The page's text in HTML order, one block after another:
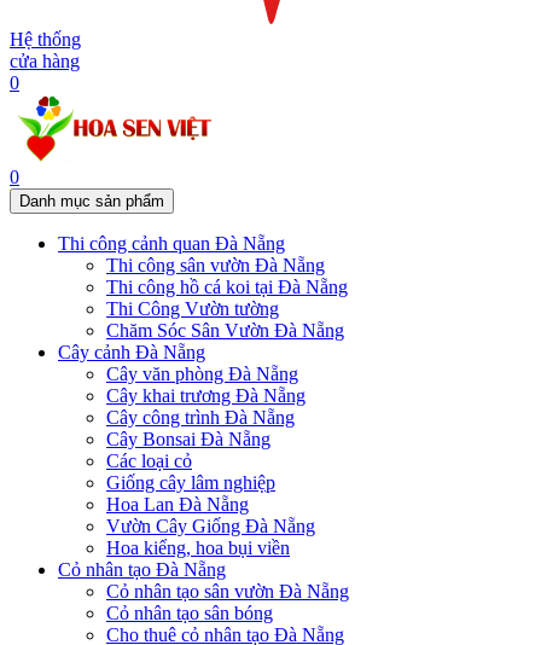
Hệ thống
cửa hàng
0
0
Danh mục sản phẩm
Thi công cảnh quan Đà Nẵng
Thi công sân vườn Đà Nẵng
Thi công hồ cá koi tại Đà Nẵng
Thi Công Vườn tường
Chăm Sóc Sân Vườn Đà Nẵng
Cây cảnh Đà Nẵng
Cây văn phòng Đà Nẵng
Cây khai trương Đà Nẵng
Cây công trình Đà Nẵng
Cây Bonsai Đà Nẵng
Các loại cỏ
Giống cây lâm nghiệp
Hoa Lan Đà Nẵng
Vườn Cây Giống Đà Nẵng
Hoa kiểng, hoa bụi viền
Cỏ nhân tạo Đà Nẵng
Cỏ nhân tạo sân vườn Đà Nẵng
Cỏ nhân tạo sân bóng
Cho thuê cỏ nhân tạo Đà Nẵng